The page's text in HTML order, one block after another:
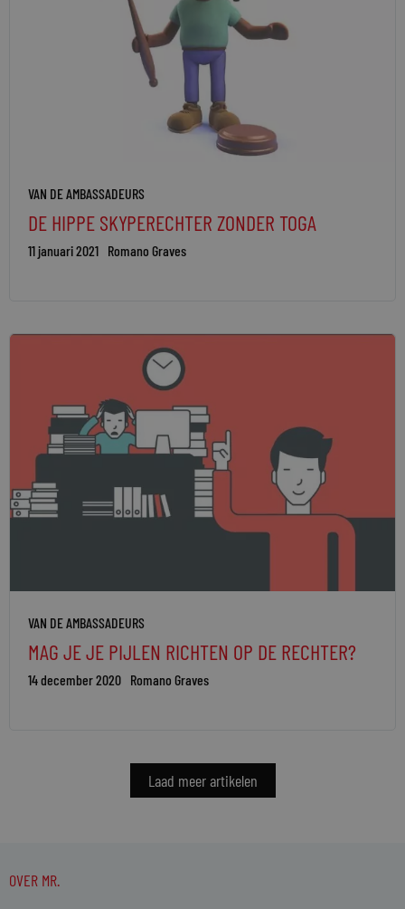
VAN DE AMBASSADEURS
DE HIPPE SKYPERECHTER ZONDER TOGA
11 januari 2021 Romano Graves
VAN DE AMBASSADEURS
MAG JE JE PIJLEN RICHTEN OP DE RECHTER?
14 december 2020 Romano Graves
Laad meer artikelen
OVER MR.